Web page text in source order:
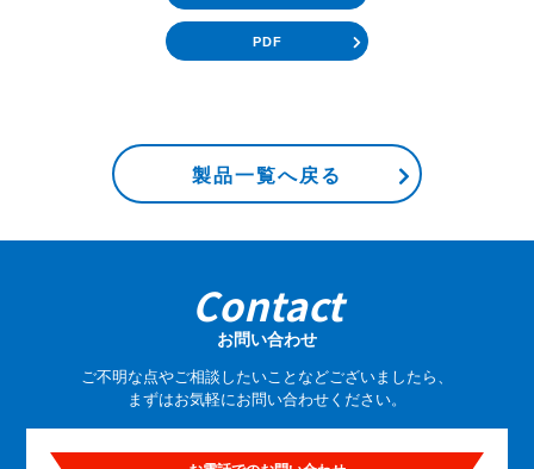
PDF
製品一覧へ戻る
Contact
お問い合わせ
ご不明な点やご相談したいことなどございましたら、
まずはお気軽にお問い合わせください。